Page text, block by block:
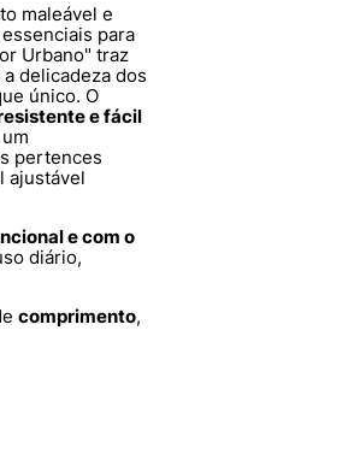
maleável e
para
Urbano" traz
delicadeza dos
único. O
e fácil
pertences
ajustável
e com o
diário,
comprimento,